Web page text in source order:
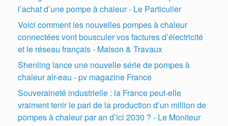
l’achat d’une pompe à chaleur - Le Particulier
Voici comment les nouvelles pompes à chaleur
connectées vont bousculer vos factures d’électricité
et le réseau français - Maison & Travaux
Shenling lance une nouvelle série de pompes à
chaleur air-eau - pv magazine France
Souveraineté industrielle : la France peut-elle
vraiment tenir le pari de la production d’un million de
pompes à chaleur par an d’ici 2030 ? - Le Moniteur